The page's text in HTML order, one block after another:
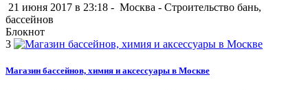
21 июня 2017 в 23:18 - Москва - Строительство бань,
бассейнов
Блокнот
3
Магазин бассейнов, химия и аксессуары в Москве